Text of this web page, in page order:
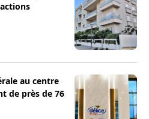
au centre
de près de 76